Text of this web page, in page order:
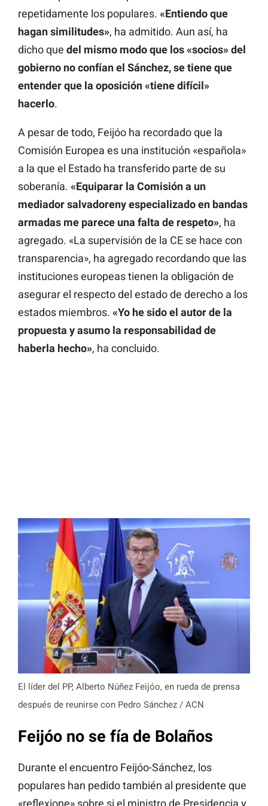
repetidamente los populares. «Entiendo que
hagan similitudes», ha admitido. Aun así, ha
dicho que del mismo modo que los «socios» del
gobierno no confían el Sánchez, se tiene que
entender que la oposición «tiene difícil»
hacerlo.
A pesar de todo, Feijóo ha recordado que la
Comisión Europea es una institución «española»
a la que el Estado ha transferido parte de su
soberanía. «Equiparar la Comisión a un
mediador salvadoreny especializado en bandas
armadas me parece una falta de respeto», ha
agregado. «La supervisión de la CE se hace con
transparencia», ha agregado recordando que las
instituciones europeas tienen la obligación de
asegurar el respecto del estado de derecho a los
estados miembros. «Yo he sido el autor de la
propuesta y asumo la responsabilidad de
haberla hecho», ha concluido.
El líder del PP, Alberto Núñez Feijóo, en rueda de prensa
después de reunirse con Pedro Sánchez / ACN
Feijóo no se fía de Bolaños
Durante el encuentro Feijóo-Sánchez, los
populares han pedido también al presidente que
«reflexione» sobre si el ministro de Presidencia y